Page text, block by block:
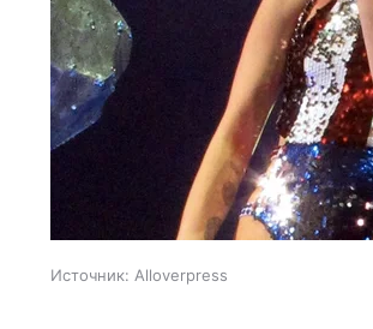
Источник: Alloverpress